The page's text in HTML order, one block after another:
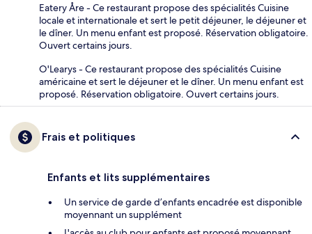
Eatery Åre - Ce restaurant propose des spécialités Cuisine
locale et internationale et sert le petit déjeuner, le déjeuner et
le dîner. Un menu enfant est proposé. Réservation obligatoire.
Ouvert certains jours.
O'Learys - Ce restaurant propose des spécialités Cuisine
américaine et sert le déjeuner et le dîner. Un menu enfant est
proposé. Réservation obligatoire. Ouvert certains jours.
Frais et politiques
Enfants et lits supplémentaires
Un service de garde d’enfants encadrée est disponible
moyennant un supplément